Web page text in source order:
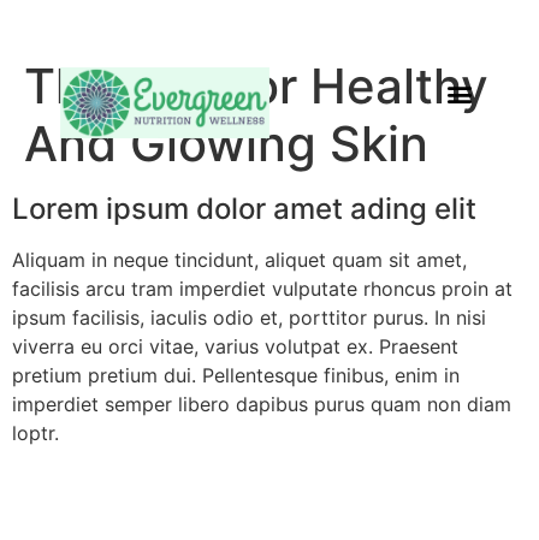
The Key For Healthy
And Glowing Skin
Lorem ipsum dolor amet ading elit
Aliquam in neque tincidunt, aliquet quam sit amet,
facilisis arcu tram imperdiet vulputate rhoncus proin at
ipsum facilisis, iaculis odio et, porttitor purus. In nisi
viverra eu orci vitae, varius volutpat ex. Praesent
pretium pretium dui. Pellentesque finibus, enim in
imperdiet semper libero dapibus purus quam non diam
loptr.